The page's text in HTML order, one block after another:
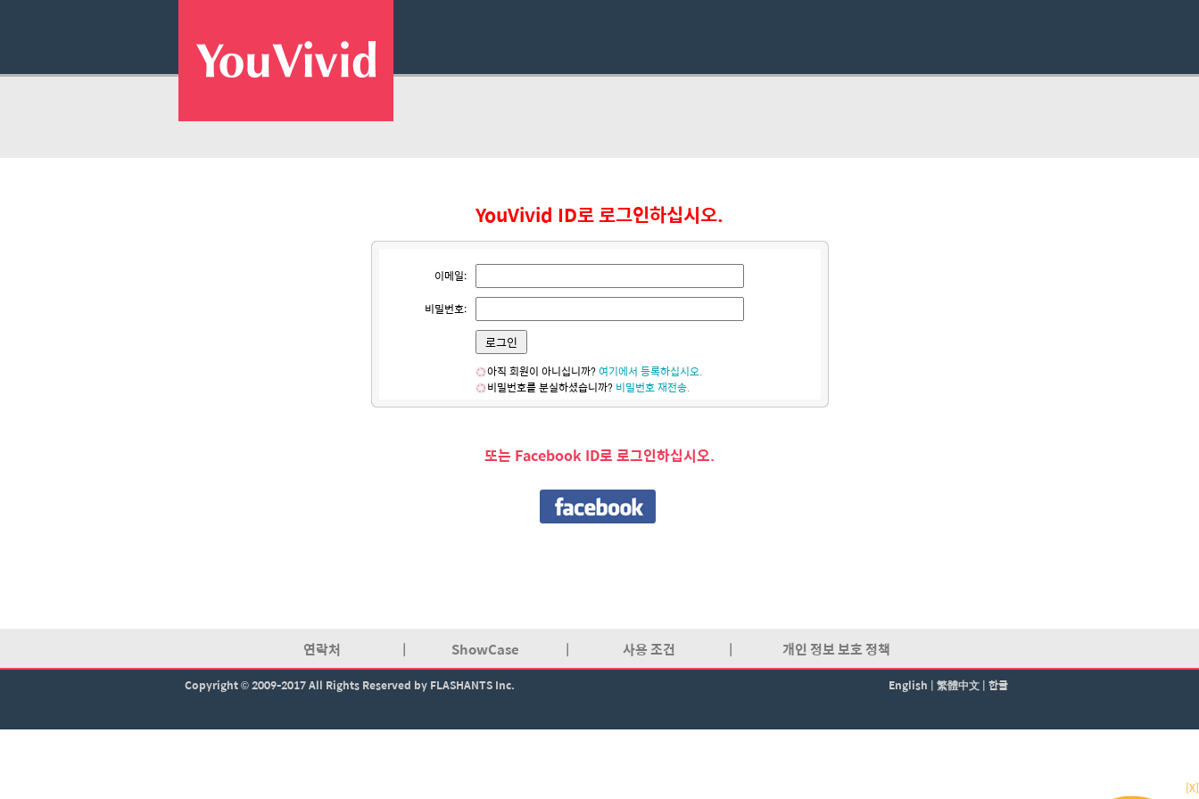
YouVivid ID로 로그인하십시오.
이메일:
비밀번호:
아직 회원이 아니십니까?여기에서 등록하십시오.
비밀번호를 분실하셨습니까? 비밀번호 재전송.
또는 Facebook ID로 로그인하십시오.
연락처 | ShowCase | 사용 조건 | 개인 정보 보호 정책
Copyright © 2009-2017 All Rights Reserved by FLASHANTS Inc. English | 繁體中文 | 한글
[X]